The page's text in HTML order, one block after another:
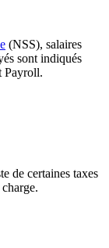
(NSS), salaires
sont indiqués
Payroll.
de certaines taxes